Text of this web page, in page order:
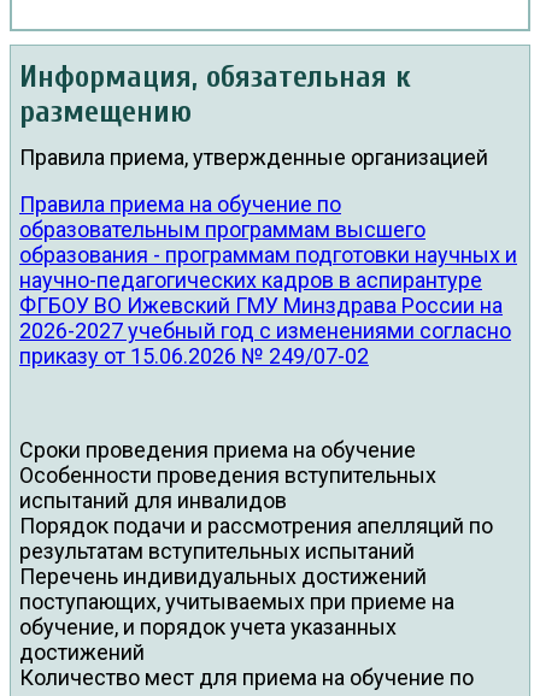
Информация, обязательная к
размещению
Правила приема, утвержденные организацией
Правила приема на обучение по
образовательным программам высшего
образования - программам подготовки научных и
научно-педагогических кадров в аспирантуре
ФГБОУ ВО Ижевский ГМУ Минздрава России на
2026-2027 учебный год с изменениями согласно
приказу от 15.06.2026 № 249/07-02
Сроки проведения приема на обучение
Особенности проведения вступительных
испытаний для инвалидов
Порядок подачи и рассмотрения апелляций по
результатам вступительных испытаний
Перечень индивидуальных достижений
поступающих, учитываемых при приеме на
обучение, и порядок учета указанных
достижений
Количество мест для приема на обучение по